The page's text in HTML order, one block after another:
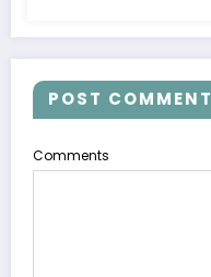
POST COMMENT
Comments